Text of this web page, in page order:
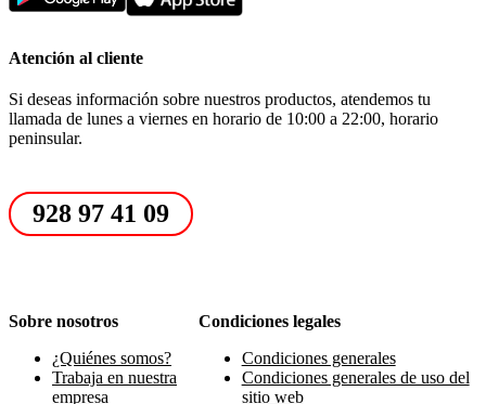
Atención al cliente
Si deseas información sobre nuestros productos, atendemos tu
llamada de lunes a viernes en horario de 10:00 a 22:00, horario
peninsular.
928 97 41 09
Sobre nosotros
¿Quiénes somos?
Trabaja en nuestra
empresa
Condiciones legales
Condiciones generales
Condiciones generales de uso del
sitio web